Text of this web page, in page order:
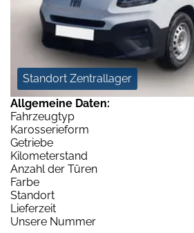
Standort Zentrallager
Allgemeine Daten:
Fahrzeugtyp
Karosserieform
Getriebe
Kilometerstand
Anzahl der Türen
Farbe
Standort
Lieferzeit
Unsere Nummer